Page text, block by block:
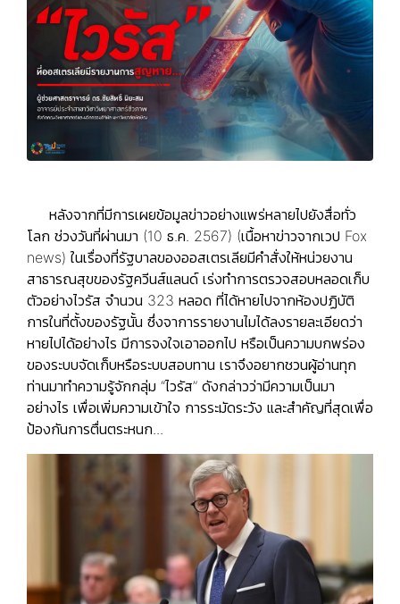
หลังจากที่มีการเผยข้อมูลข่าวอย่างแพร่หลายไปยังสื่อทั่ว
โลก ช่วงวันที่ผ่านมา (10 ธ.ค. 2567) (เนื้อหาข่าวจากเวป Fox
news) ในเรื่องที่รัฐบาลของออสเตรเลียมีคำสั่งให้หน่วยงาน
สาธารณสุขของรัฐควีนส์แลนด์ เร่งทำการตรวจสอบหลอดเก็บ
ตัวอย่างไวรัส จำนวน 323 หลอด ที่ได้หายไปจากห้องปฏิบัติ
การในที่ตั้งของรัฐนั้น ซึ่งจาการรายงานไมได้ลงรายละเอียดว่า
หายไปได้อย่างไร มีการจงใจเอาออกไป หรือเป็นความบกพร่อง
ของระบบจัดเก็บหรือระบบสอบทาน เราจึงอยากชวนผู้อ่านทุก
ท่านมาทำความรู้จักกลุ่ม “ไวรัส” ดังกล่าวว่ามีความเป็นมา
อย่างไร เพื่อเพิ่มความเข้าใจ การระมัดระวัง และสำคัญที่สุดเพื่อ
ป้องกันการตื่นตระหนก...